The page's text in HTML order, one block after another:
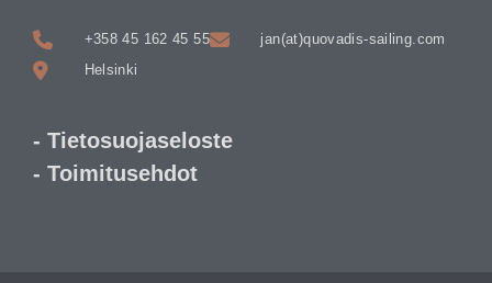
+358 45 162 45 55
jan(at)quovadis-sailing.com
Helsinki
- Tietosuojaseloste
- Toimitusehdot